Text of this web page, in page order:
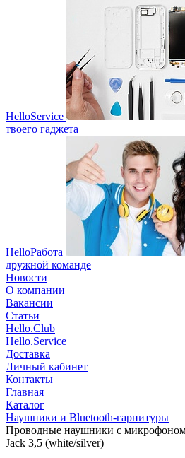
HelloService
твоего гаджета
HelloРабота
дружной команде
Новости
О компании
Вакансии
Статьи
Hello.Club
Hello.Service
Доставка
Личный кабинет
Контакты
Главная
Каталог
Наушники и Bluetooth-гарнитуры
Проводные наушники с
Jack 3,5 (white/silver)